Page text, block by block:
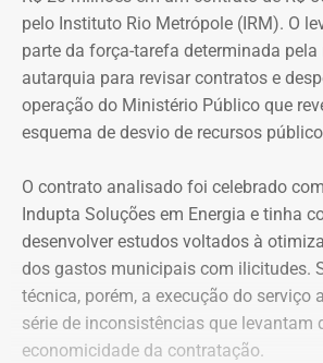
O crescimento patrimonial, por si só,
existência de irregularidades.
Declaração de bens de Vinícius Cozzolino
Reprodução/Divulgacand
pelo Instituto Rio Metrópole (IRM). O
parte da força-tarefa determinada pela
autarquia para revisar contratos e
operação do Ministério Público que
esquema de desvio de recursos
O contrato analisado foi celebrado
Indupta Soluções em Energia e tinha
desenvolver estudos voltados à
dos gastos municipais com ilicitudes.
técnica, porém, a execução do serviço
série de inconsistências que levantam
economicidade da contratação.